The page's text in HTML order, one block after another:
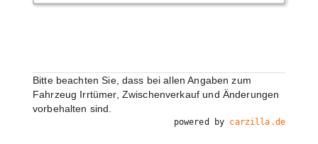
Bitte beachten Sie, dass bei allen Angaben zum
Fahrzeug Irrtümer, Zwischenverkauf und Änderungen
vorbehalten sind.
powered by carzilla.de